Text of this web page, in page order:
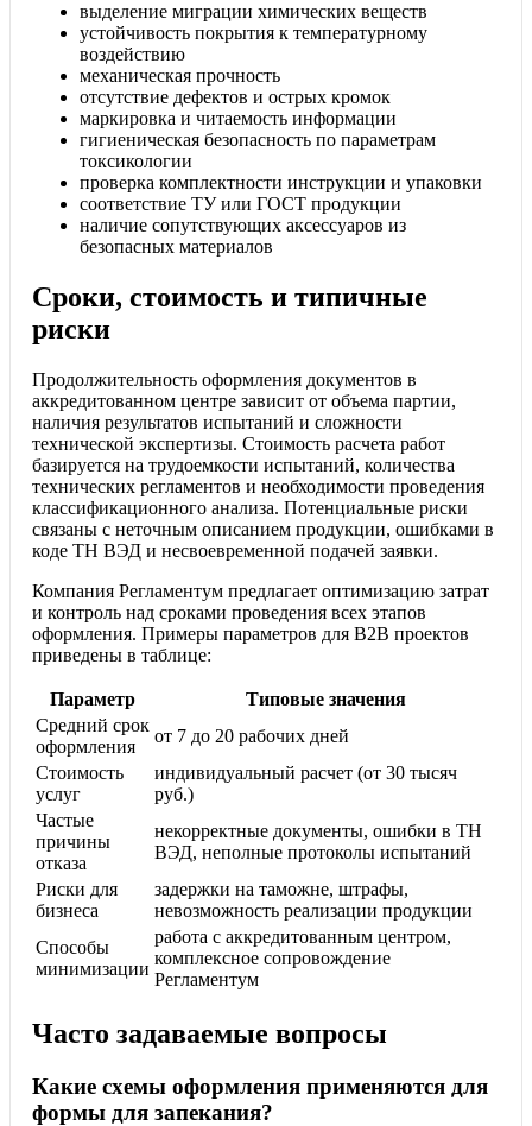
выделение миграции химических веществ
устойчивость покрытия к температурному
воздействию
механическая прочность
отсутствие дефектов и острых кромок
маркировка и читаемость информации
гигиеническая безопасность по параметрам
токсикологии
проверка комплектности инструкции и упаковки
соответствие ТУ или ГОСТ продукции
наличие сопутствующих аксессуаров из
безопасных материалов
Сроки, стоимость и типичные
риски
Продолжительность оформления документов в
аккредитованном центре зависит от объема партии,
наличия результатов испытаний и сложности
технической экспертизы. Стоимость расчета работ
базируется на трудоемкости испытаний, количества
технических регламентов и необходимости проведения
классификационного анализа. Потенциальные риски
связаны с неточным описанием продукции, ошибками в
коде ТН ВЭД и несвоевременной подачей заявки.
Компания Регламентум предлагает оптимизацию затрат
и контроль над сроками проведения всех этапов
оформления. Примеры параметров для B2B проектов
приведены в таблице:
Параметр
Типовые значения
Средний срок
оформления
от 7 до 20 рабочих дней
Стоимость
услуг
индивидуальный расчет (от 30 тысяч
руб.)
Частые
причины
отказа
некорректные документы, ошибки в ТН
ВЭД, неполные протоколы испытаний
Риски для
бизнеса
задержки на таможне, штрафы,
невозможность реализации продукции
Способы
минимизации
работа с аккредитованным центром,
комплексное сопровождение
Регламентум
Часто задаваемые вопросы
Какие схемы оформления применяются для
формы для запекания?